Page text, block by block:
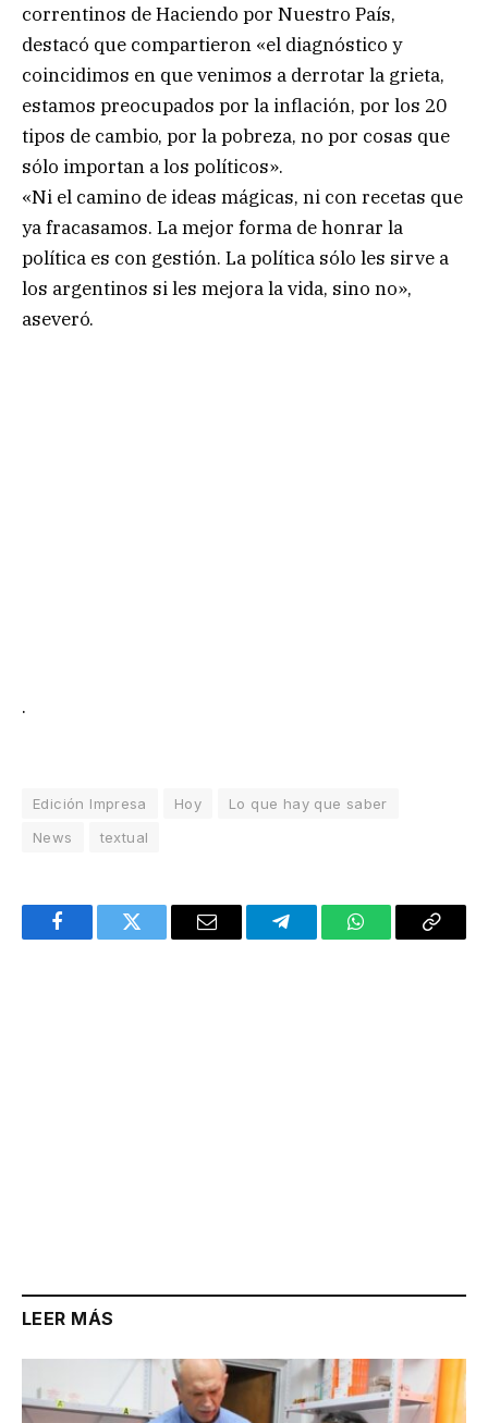
correntinos de Haciendo por Nuestro País,
destacó que compartieron «el diagnóstico y
coincidimos en que venimos a derrotar la grieta,
estamos preocupados por la inflación, por los 20
tipos de cambio, por la pobreza, no por cosas que
sólo importan a los políticos».
«Ni el camino de ideas mágicas, ni con recetas que
ya fracasamos. La mejor forma de honrar la
política es con gestión. La política sólo les sirve a
los argentinos si les mejora la vida, sino no»,
aseveró.
.
Edición Impresa Hoy
Lo que hay que saber
News
textual
FacebookTwitter Email TelegramWhatsAppCopy
LEER MÁS